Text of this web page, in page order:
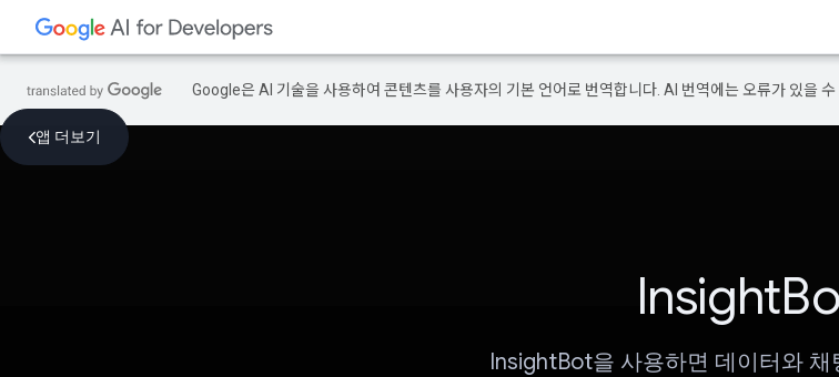
Google은 AI 기술을 사용하여 콘텐츠를 사용자의 기본 언어로 번역합니다. AI 번역에는 오류가 있을 수
앱 더보기
InsightBot을 사용하면 데이터와 채